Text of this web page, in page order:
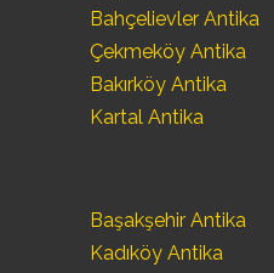
Bahçelievler Antika
Çekmeköy Antika
Bakırköy Antika
Kartal Antika
Başakşehir Antika
Kadıköy Antika